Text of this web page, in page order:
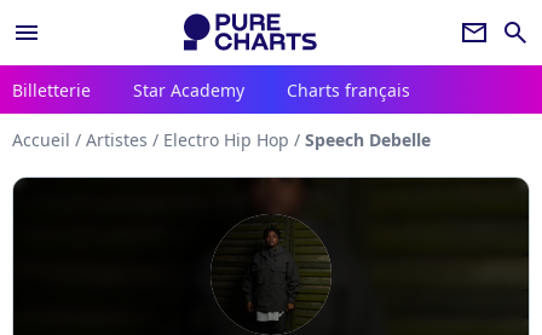
menu newsletter search
Billetterie Star Academy Charts français
Accueil / Artistes / Electro Hip Hop / Speech Debelle